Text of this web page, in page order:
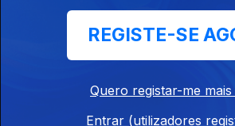
África e a Conferência dos
REGISTE-SE
Quero registar-me
Entrar (utilizadores